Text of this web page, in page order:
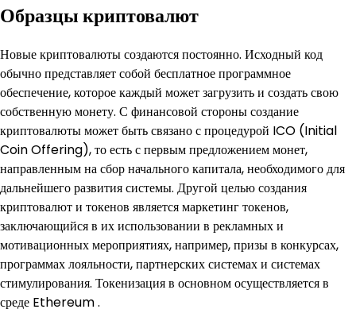
Образцы криптовалют
Новые криптовалюты создаются постоянно. Исходный код
обычно представляет собой бесплатное программное
обеспечение, которое каждый может загрузить и создать свою
собственную монету. С финансовой стороны создание
криптовалюты может быть связано с процедурой ICO (Initial
Coin Offering), то есть с первым предложением монет,
направленным на сбор начального капитала, необходимого для
дальнейшего развития системы. Другой целью создания
криптовалют и токенов является маркетинг токенов,
заключающийся в их использовании в рекламных и
мотивационных мероприятиях, например, призы в конкурсах,
программах лояльности, партнерских системах и системах
стимулирования. Токенизация в основном осуществляется в
среде Ethereum .